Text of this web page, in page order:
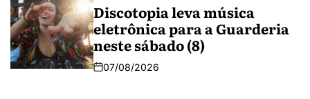
Discotopia leva música
eletrônica para a Guarderia
neste sábado (8)
07/08/2026